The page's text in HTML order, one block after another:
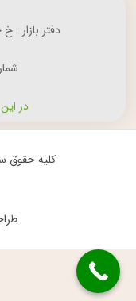
دفتر بازار :
شماره
در
کلیه حقوق